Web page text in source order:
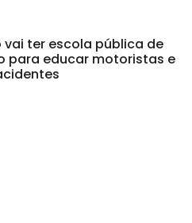
vai ter escola pública de
para educar motoristas e